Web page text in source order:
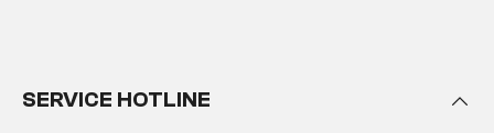
SERVICE HOTLINE